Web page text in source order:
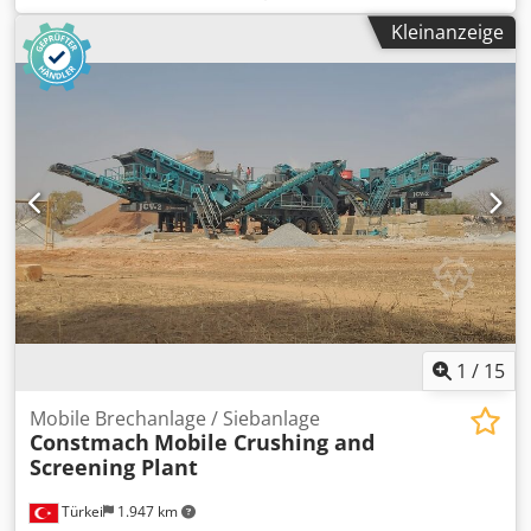
mit Hebeketten und Benzingenerator geliefert werden.
Sehr einfach zu bedienen. Schneller Wechsel der Siebe.
Integriertes Förderband für Feinfraktion. Csdsxpg I Rspfx
Abioha
Kleinanzeige
1 / 15
Türkei 1.947 km
Mobile Brechanlage / Siebanlage
Constmach Mobile Crushing and
Screening Plant